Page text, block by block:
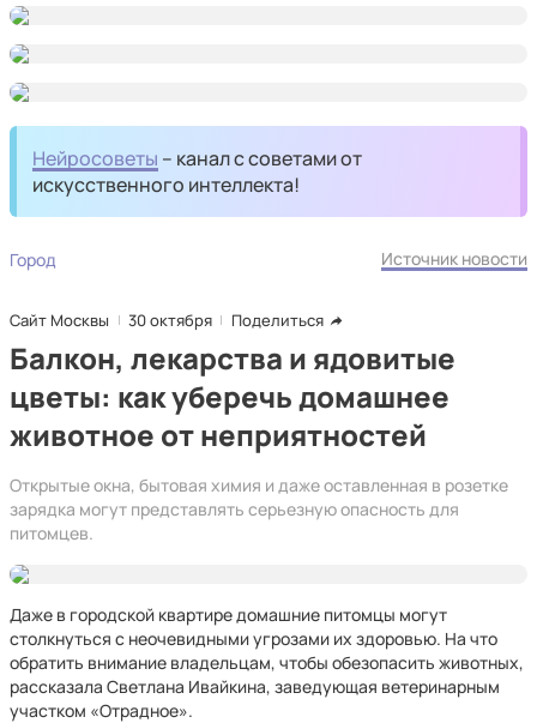
Нейросоветы – канал с советами от
искусственного интеллекта!
Город Источник новости
Сайт Москвы 30 октября Поделиться
Балкон, лекарства и ядовитые
цветы: как уберечь домашнее
животное от неприятностей
Открытые окна, бытовая химия и даже оставленная в розетке
зарядка могут представлять серьезную опасность для
питомцев.
Даже в городской квартире домашние питомцы могут
столкнуться с неочевидными угрозами их здоровью. На что
обратить внимание владельцам, чтобы обезопасить животных,
рассказала Светлана Ивайкина, заведующая ветеринарным
участком «Отрадное».